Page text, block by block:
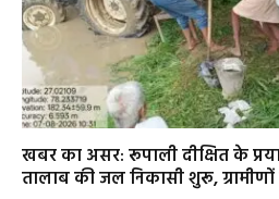
खबर का असर: रूपाली दीक्षित के
तालाब की जल निकासी शुरू,